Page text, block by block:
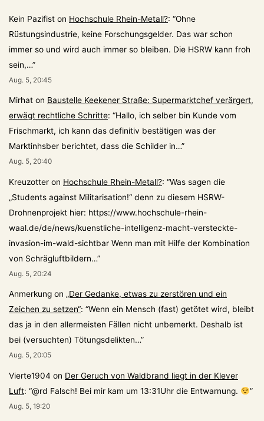
Kein Pazifist on Hochschule Rhein-Metall?: “Ohne
Rüstungsindustrie, keine Forschungsgelder. Das war schon
immer so und wird auch immer so bleiben. Die HSRW kann froh
sein,…”
Aug. 5, 20:45
Mirhat on Baustelle Keekener Straße: Supermarktchef verärgert,
erwägt rechtliche Schritte: “Hallo, ich selber bin Kunde vom
Frischmarkt, ich kann das definitiv bestätigen was der
Marktinhsber berichtet, dass die Schilder in…”
Aug. 5, 20:40
Kreuzotter on Hochschule Rhein-Metall?: “Was sagen die
„Students against Militarisation!“ denn zu diesem HSRW-
Drohnenprojekt hier: https://www.hochschule-rhein-
waal.de/de/news/kuenstliche-intelligenz-macht-versteckte-
invasion-im-wald-sichtbar Wenn man mit Hilfe der Kombination
von Schrägluftbildern…”
Aug. 5, 20:24
Anmerkung on „Der Gedanke, etwas zu zerstören und ein
Zeichen zu setzen“: “Wenn ein Mensch (fast) getötet wird, bleibt
das ja in den allermeisten Fällen nicht unbemerkt. Deshalb ist
bei (versuchten) Tötungsdelikten…”
Aug. 5, 20:05
Vierte1904 on Der Geruch von Waldbrand liegt in der Klever
Luft: “@rd Falsch! Bei mir kam um 13:31Uhr die Entwarnung. ”
Aug. 5, 19:20